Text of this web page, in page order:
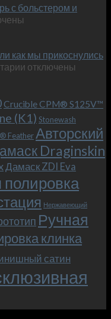
–
и
KeyOne
с больстером и
как мы прикоснулись
к
Макс
(Mad
Max),
или
как
мы
прикоснулись
к
фильма.
отключены
Crucible CPM® S125V™
(K1) Stonewash
FeatherАвторский
Draginskin
Дамаск ZDI Eva
Нержавеющий
Ручная
клинка
сатин